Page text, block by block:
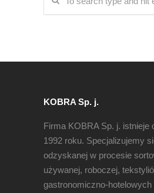
KOBRA Sp. j.
Firma KOBRA Sp. j. istnieje
1992 roku. Specjalizujemy
odzyskanej w procesie
używanej, roboczej,
gastronomiczno-